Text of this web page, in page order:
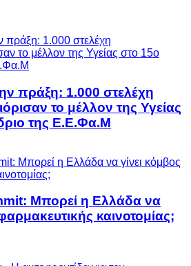
πράξη: 1.000 στελέχη
το μέλλον της Υγείας
της Ε.Ε.Φα.Μ
Μπορεί η Ελλάδα να
καινοτομίας;